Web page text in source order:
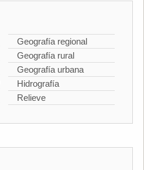
Geografía regional
Geografía rural
Geografía urbana
Hidrografía
Relieve